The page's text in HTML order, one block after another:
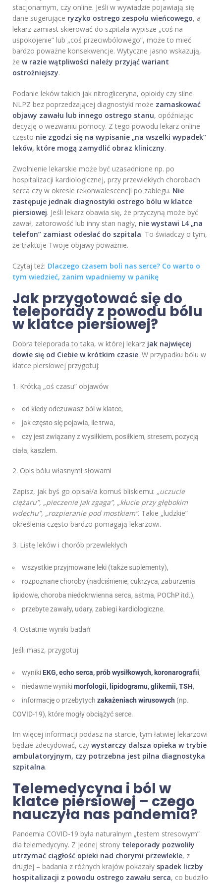
stacjonarnym, czy online. Jeśli w wywiadzie pojawiają się
dane sugerujące ryzyko ostrego zespołu wieńcowego, a
lekarz zamiast skierować do szpitala wypisze „coś na
uspokojenie” lub „coś przeciwbólowego”, może to mieć
bardzo poważne konsekwencje. Wytyczne jasno wskazują,
że w razie wątpliwości należy przyjąć wariant
ostrożniejszy.
Podanie leków takich jak nitrogliceryna, opioidy czy silne
NLPZ bez poprzedzającej diagnostyki może zamaskować
objawy zawału lub innego ostrego stanu, opóźniając
decyzję o wezwaniu pomocy. Z tego powodu lekarz online
często nie zgodzi się na wypisanie „na wszelki wypadek”
leków, które mogą zamydlić obraz kliniczny.
Zwolnienie lekarskie może być uzasadnione np. po
hospitalizacji kardiologicznej, przy przewlekłych chorobach
serca czy w okresie rekonwalescencji po zabiegu. Nie
zastępuje jednak diagnostyki ostrego bólu w klatce
piersiowej. Jeśli lekarz obawia się, że przyczyną może być
zawał, zatorowość lub inny stan nagły, nie wystawi L4 „na
telefon” zamiast odesłać do szpitala. To świadczy o tym,
że traktuje Twoje objawy poważnie.
Czytaj też: Dlaczego czasem boli nas serce? Co warto o
tym wiedzieć, zanim wpadniemy w panikę
Jak przygotować się do
teleporady z powodu bólu
w klatce piersiowej?
Dobra teleporada to taka, w której lekarz jak najwięcej
dowie się od Ciebie w krótkim czasie. W przypadku bólu w
klatce piersiowej przygotuj:
1. Krótką „oś czasu” objawów
od kiedy odczuwasz ból w klatce,
jak często się pojawia, ile trwa,
czy jest związany z wysiłkiem, posiłkiem, stresem, pozycją
ciała, kaszlem.
2. Opis bólu własnymi słowami
Zapisz, jak byś go opisał/a komuś bliskiemu: „uczucie
ciężaru”, „pieczenie jak zgaga”, „kłucie przy głębokim
wdechu”, „rozpieranie pod mostkiem”. Takie „ludzkie”
określenia często bardzo pomagają lekarzowi.
3. Listę leków i chorób przewlekłych
wszystkie przyjmowane leki (także suplementy),
rozpoznane choroby (nadciśnienie, cukrzyca, zaburzenia
lipidowe, choroba niedokrwienna serca, astma, POChP itd.),
przebyte zawały, udary, zabiegi kardiologiczne.
4. Ostatnie wyniki badań
Jeśli masz, przygotuj:
wyniki EKG, echo serca, prób wysiłkowych, koronarografii,
niedawne wynikimorfologii, lipidogramu, glikemii, TSH,
informację o przebytych zakażeniach wirusowych (np.
COVID-19), które mogły obciążyć serce.
Im więcej informacji podasz na starcie, tym łatwiej lekarzowi
będzie zdecydować, czy wystarczy dalsza opieka w trybie
ambulatoryjnym, czy potrzebna jest pilna diagnostyka
szpitalna.
Telemedycyna i ból w
klatce piersiowej – czego
nauczyła nas pandemia?
Pandemia COVID-19 była naturalnym „testem stresowym”
dla telemedycyny. Z jednej strony teleporady pozwoliły
utrzymać ciągłość opieki nad chorymi przewlekle, z
drugiej – badania z różnych krajów pokazały spadek liczby
hospitalizacji z powodu ostrego zawału serca, co budziło